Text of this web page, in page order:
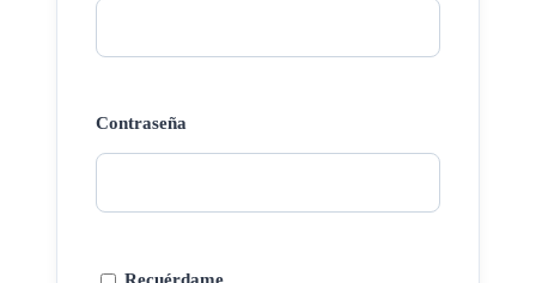
Contraseña
Recuérdame